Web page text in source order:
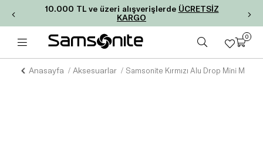
10.000 TL ve üzeri alışverişlerde ÜCRETSİZ
KARGO
0
Anasayfa Aksesuarlar